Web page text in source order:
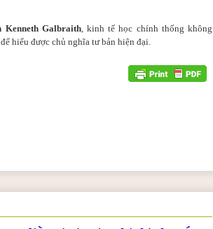
Kenneth Galbraith, kinh tế học chính thống không
hiểu được chủ nghĩa tư bản hiện đại.